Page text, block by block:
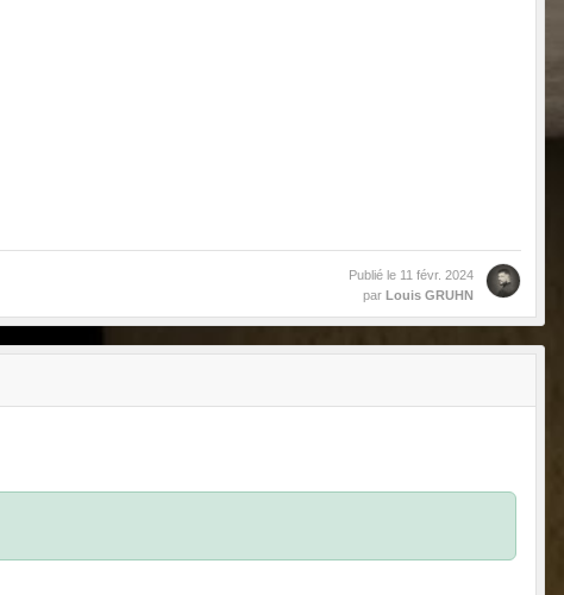
Publié le 11 févr. 2024
par
Louis GRUHN